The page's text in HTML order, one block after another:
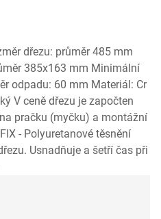
dřezu: průměr 485 mm
385x163 mm Minimální
odpadu: 60 mm Materiál: Cr
V ceně dřezu je započten
pračku (myčku) a montážní
- Polyuretanové těsnění
Usnadňuje a šetří čas při